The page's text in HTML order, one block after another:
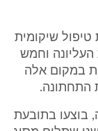
טיפול שיקומית
וחמש
במקום אלה
התחתונה.
בוצעו בתובעת